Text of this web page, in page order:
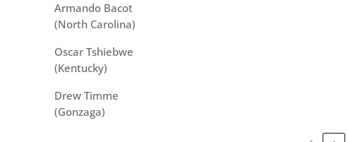
Armando Bacot
(North Carolina)
Oscar Tshiebwe
(Kentucky)
Drew Timme
(Gonzaga)